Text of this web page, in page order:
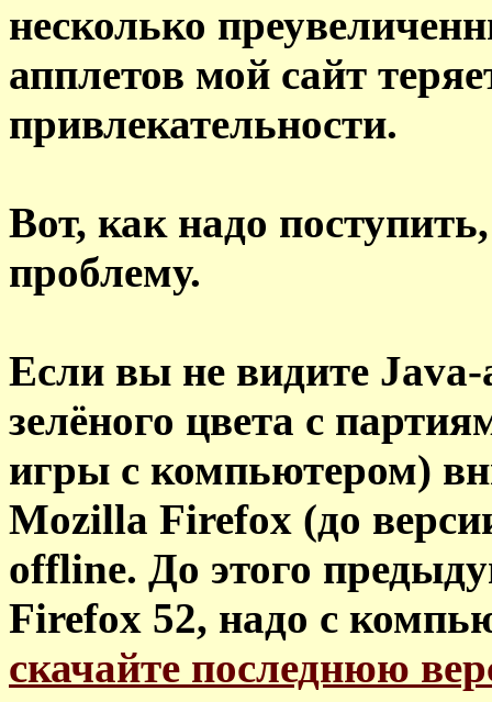
несколько
апплетов мой сайт
привлекательности.
Вот, как надо
проблему.
Если вы не видите
зелёного цвета с
игры с компьютером)
Mozilla Firefox (до
offline. До этого
Firefox 52, надо с
скачайте последнюю